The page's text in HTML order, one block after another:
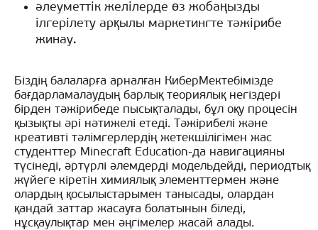
әлеуметтік желілерде өз жобаңызды
ілгерілету арқылы маркетингте тәжірибе
жинау.
Біздің балаларға арналған КиберМектебімізде
бағдарламалаудың барлық теориялық негіздері
бірден тәжірибеде пысықталады, бұл оқу процесін
қызықты әрі нәтижелі етеді. Тәжірибелі және
креативті тәлімгерлердің жетекшілігімен жас
студенттер Minecraft Education-да навигацияны
түсінеді, әртүрлі әлемдерді модельдейді, периодтық
жүйеге кіретін химиялық элементтермен және
олардың қосылыстарымен танысады, олардан
қандай заттар жасауға болатынын біледі,
нұсқаулықтар мен әңгімелер жасай алады.